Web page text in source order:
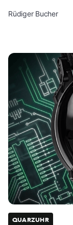
Rüdiger Bucher
QUARZUHR